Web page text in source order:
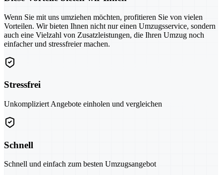
Wenn Sie mit uns umziehen möchten, profitieren Sie von vielen
Vorteilen. Wir bieten Ihnen nicht nur einen Umzugsservice, sondern
auch eine Vielzahl von Zusatzleistungen, die Ihren Umzug noch
einfacher und stressfreier machen.
Stressfrei
Unkompliziert Angebote einholen und vergleichen
Schnell
Schnell und einfach zum besten Umzugsangebot